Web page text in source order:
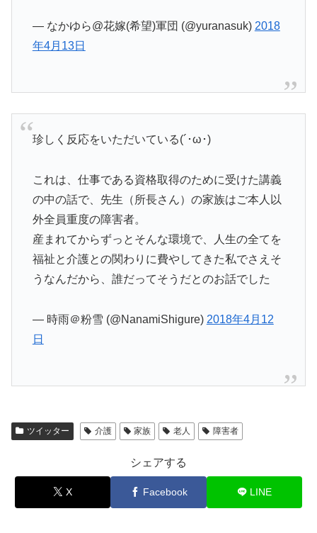
— なかゆら@花嫁(希望)軍団 (@yuranasuk) 2018
年4月13日
珍しく反応をいただいている(´･ω･)
これは、仕事である資格取得のために受けた講義
の中の話で、先生（所長さん）の家族はご本人以
外全員重度の障害者。
産まれてからずっとそんな環境で、人生の全てを
福祉と介護との関わりに費やしてきた私でさえそ
うなんだから、誰だってそうだとのお話でした
— 時雨＠粉雪 (@NanamiShigure) 2018年4月12
日
ツイッター 介護 家族 老人 障害者
シェアする
X Facebook LINE